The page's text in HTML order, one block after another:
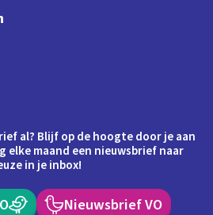
al? Blijf op de hoogte door je aan
elke maand een nieuwsbrief naar
in je inbox!
Nieuwsbrief VO